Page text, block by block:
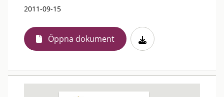
2011-09-15
Öppna dokument